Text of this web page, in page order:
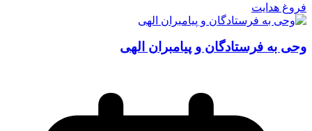
فروغ هدایت
وحی به فرستادگان و پیامبران الهی